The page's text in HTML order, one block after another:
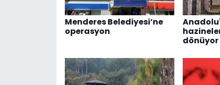
Menderes Belediyesi’ne
operasyon
dönüyor